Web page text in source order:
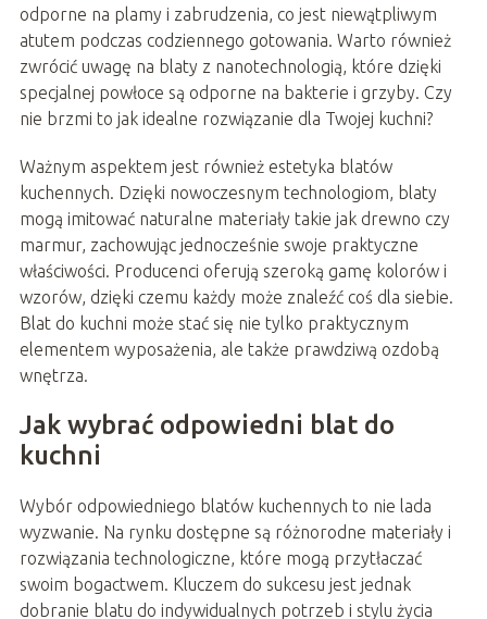
odporne na plamy i zabrudzenia, co jest niewątpliwym
atutem podczas codziennego gotowania. Warto również
zwrócić uwagę na blaty z nanotechnologią, które dzięki
specjalnej powłoce są odporne na bakterie i grzyby. Czy
nie brzmi to jak idealne rozwiązanie dla Twojej kuchni?
Ważnym aspektem jest również estetyka blatów
kuchennych. Dzięki nowoczesnym technologiom, blaty
mogą imitować naturalne materiały takie jak drewno czy
marmur, zachowując jednocześnie swoje praktyczne
właściwości. Producenci oferują szeroką gamę kolorów i
wzorów, dzięki czemu każdy może znaleźć coś dla siebie.
Blat do kuchni może stać się nie tylko praktycznym
elementem wyposażenia, ale także prawdziwą ozdobą
wnętrza.
Jak wybrać odpowiedni blat do
kuchni
Wybór odpowiedniego blatów kuchennych to nie lada
wyzwanie. Na rynku dostępne są różnorodne materiały i
rozwiązania technologiczne, które mogą przytłaczać
swoim bogactwem. Kluczem do sukcesu jest jednak
dobranie blatu do indywidualnych potrzeb i stylu życia